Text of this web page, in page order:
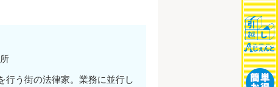
行う街の法律家。業務に並行し